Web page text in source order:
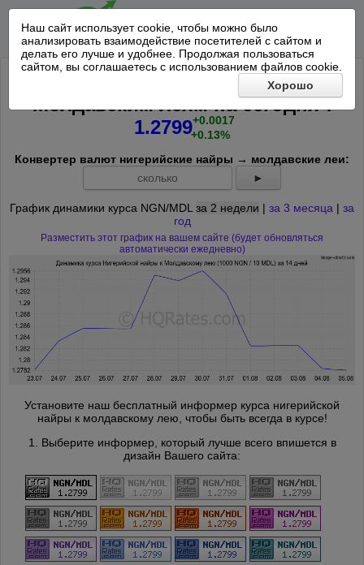
Наш сайт использует cookie, чтобы можно было
анализировать взаимодействие посетителей с сайтом и
делать его лучше и удобнее. Продолжая пользоваться
сайтом, вы соглашаетесь с использованием файлов cookie.
Хорошо
Курс 1000 Нигерийская найра к 10
Молдавским леям насегодня*:
1.2799+0.0017
+0.13%
Конвертер валют нигерийские найры → молдавские леи:
►
График динамики курса NGN/MDL за 2 недели | за 3 месяца | за
год
Разместить этот график на вашем сайте (будет обновляться
автоматически ежедневно)
Установите наш бесплатный информер курса нигерийской
найры к молдавскому лею, чтобы быть всегда в курсе!
1. Выберите информер, который лучше всего впишется в
дизайн Вашего сайта: